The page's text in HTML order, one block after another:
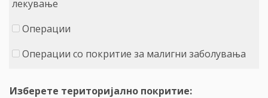
лекување
Операции
Операции со покритие за малигни заболувања
Изберете територијално покритие: